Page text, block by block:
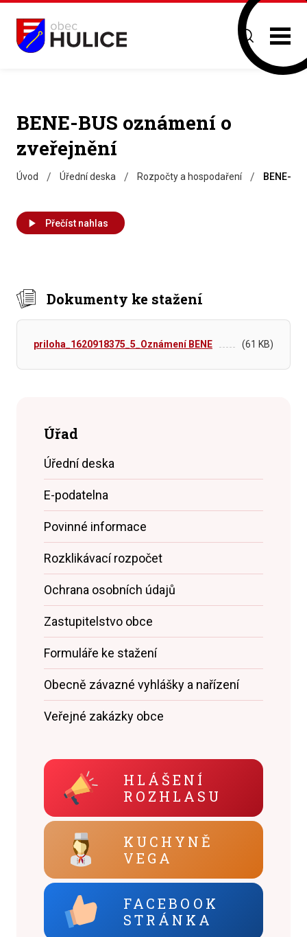
BENE-BUS oznámení o
zveřejnění
Úvod / Úřední deska / Rozpočty a hospodaření / BENE-
Přečíst nahlas
Dokumenty ke stažení
priloha_1620918375_5_Oznámení BENE (61 KB)
Úřad
Úřední deska
E-podatelna
Povinné informace
Rozklikávací rozpočet
Ochrana osobních údajů
Zastupitelstvo obce
Formuláře ke stažení
Obecně závazné vyhlášky a nařízení
Veřejné zakázky obce
HLÁŠENÍ
ROZHLASU
KUCHYNĚ
VEGA
FACEBOOK
STRÁNKA